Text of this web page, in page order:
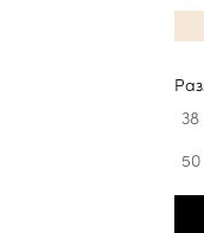
38
50